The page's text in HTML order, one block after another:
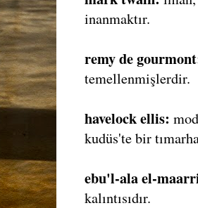
inanmaktır.
remy de
temellenmişlerdir.
havelock ellis:
kudüs'te bir
ebu'l-ala el-
kalıntısıdır.